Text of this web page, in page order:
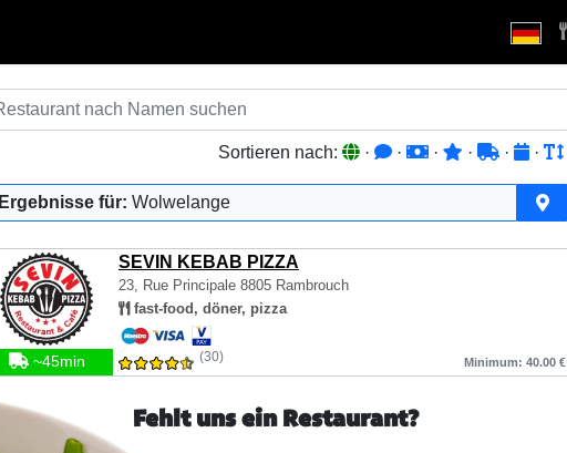
Sortieren nach: · · · · · ·
Ergebnisse für: Wolwelange
SEVIN KEBAB PIZZA
23, Rue Principale 8805 Rambrouch
fast-food, döner, pizza
~45min (30) Minimum: 40.00 €
Fehlt uns ein Restaurant?